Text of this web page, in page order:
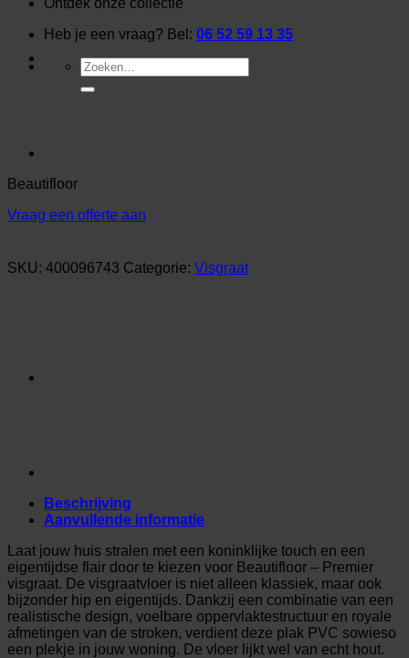
Ontdek onze collectie
Heb je een vraag? Bel: 06 52 59 13 35
Zoeken
naar:
Beautifloor
Vraag een offerte aan
SKU: 400096743 Categorie: Visgraat
Beschrijving
Aanvullende informatie
Laat jouw huis stralen met een koninklijke touch en een
eigentijdse flair door te kiezen voor Beautifloor – Premier
visgraat. De visgraatvloer is niet alleen klassiek, maar ook
bijzonder hip en eigentijds. Dankzij een combinatie van een
realistische design, voelbare oppervlaktestructuur en royale
afmetingen van de stroken, verdient deze plak PVC sowieso
een plekje in jouw woning. De vloer lijkt wel van echt hout.